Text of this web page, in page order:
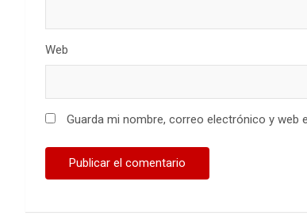
Web
Guarda mi nombre, correo electrónico y web